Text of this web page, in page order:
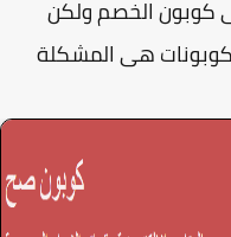
الخصم ولكن
هى المشكلة